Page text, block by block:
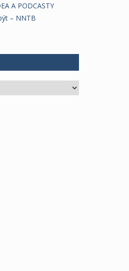
A PODCASTY
– NNTB